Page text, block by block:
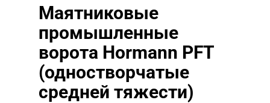
Маятниковые
промышленные
ворота Hormann PFT
(одностворчатые
средней тяжести)